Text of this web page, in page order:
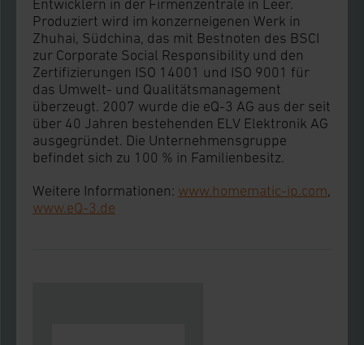
jederzeit unter dem Link „Cookie Einstellungen“
anpassen oder widerrufen. Ihre Browser-
Einstellungen können dazu führen, dass die
Einstellungen nicht längerfristig gespeichert
werden und dieses Banner erneut angezeigt wird.
Impressum| Datenschutzerklärung
Entwicklern in der Firmenzentrale in Leer.
Produziert wird im konzerneigenen Werk in
Zhuhai, Südchina, das mit Bestnoten des BSCI
zur Corporate Social Responsibility und den
Zertifizierungen ISO 14001 und ISO 9001 für
das Umwelt- und Qualitätsmanagement
überzeugt. 2007 wurde die eQ-3 AG aus der seit
über 40 Jahren bestehenden ELV Elektronik AG
ausgegründet. Die Unternehmensgruppe
befindet sich zu 100 % in Familienbesitz.
Weitere Informationen: www.homematic-ip.com,
www.eQ-3.de